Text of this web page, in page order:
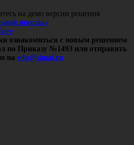
на демо версии решения
школы»
ознакомиться с новым решением
по Приказу №1493 или отправить
на edu@simai.ru